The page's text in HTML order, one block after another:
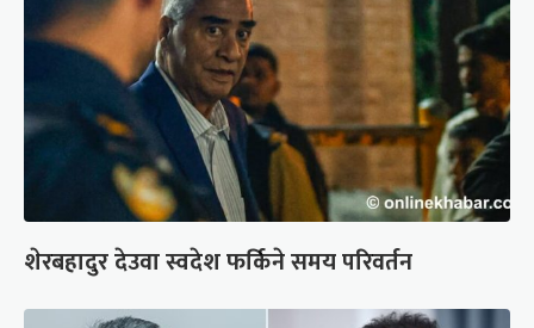
शेरबहादुर देउवा स्वदेश फर्किने समय परिवर्तन